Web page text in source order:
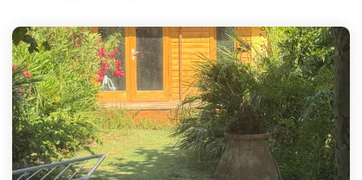
VENDRE
ESTIMER
GESTION LOCATIVE